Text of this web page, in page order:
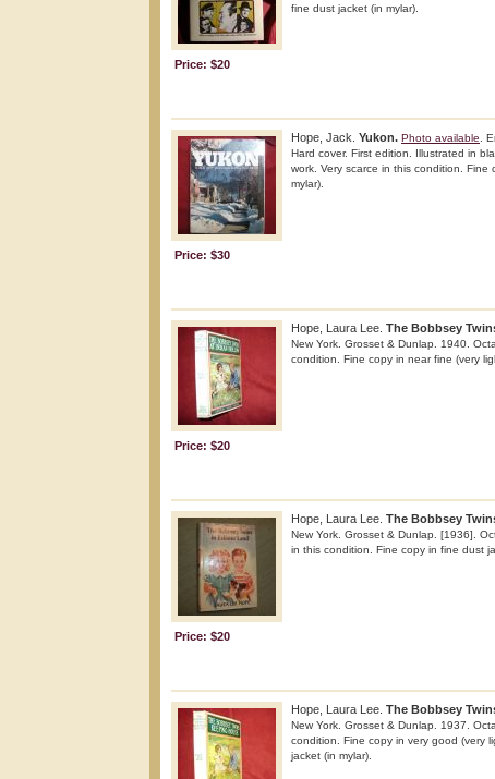
fine dust jacket (in mylar).
Price: $20
Hope, Jack. Yukon. Photo available .
Hard cover. First edition. Illustrated in
work. Very scarce in this condition.
mylar).
Price: $30
Hope, Laura Lee. The Bobbsey
New York. Grosset & Dunlap. 1940.
condition. Fine copy in near fine (very
Price: $20
Hope, Laura Lee. The Bobbsey
New York. Grosset & Dunlap. [1936].
in this condition. Fine copy in fine dust
Price: $20
Hope, Laura Lee. The Bobbsey
New York. Grosset & Dunlap. 1937.
condition. Fine copy in very good (very
jacket (in mylar).